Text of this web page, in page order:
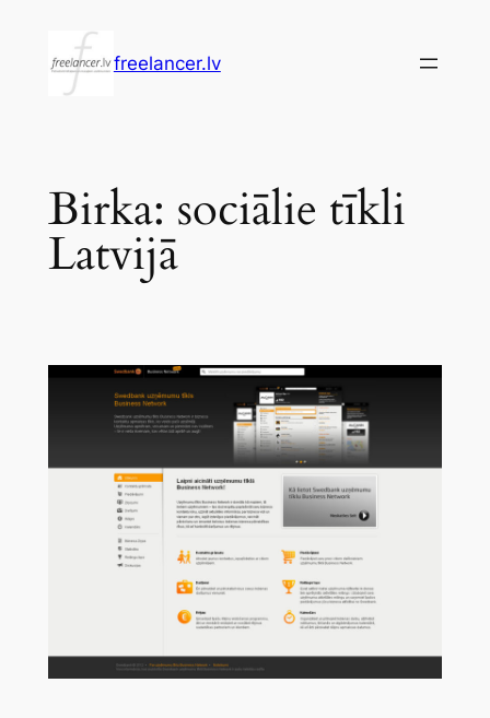
saturu
freelancer.lv
Birka: sociālie tīkli
Latvijā